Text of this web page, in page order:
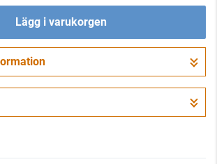
Lägg i varukorgen
Gå till kassan